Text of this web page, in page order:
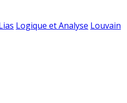
Logique et Analyse Louvain